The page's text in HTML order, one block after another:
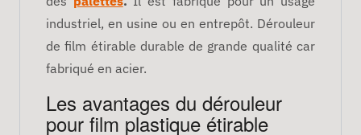
industriel, en usine ou en entrepôt. Dérouleur
de film étirable durable de grande qualité car
fabriqué en acier.
Les avantages du dérouleur
pour film plastique étirable